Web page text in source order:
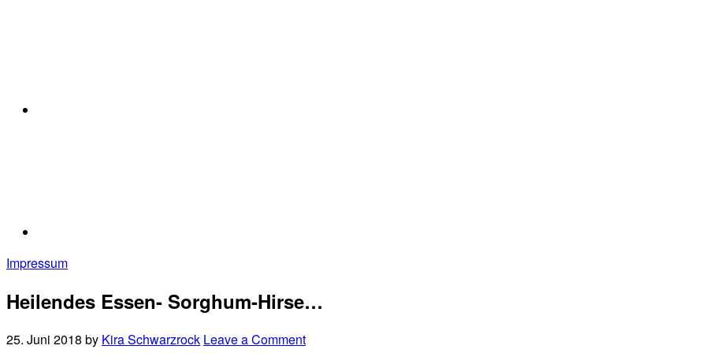
Impressum
Heilendes Essen- Sorghum-Hirse…
25. Juni 2018 by Kira Schwarzrock Leave a Comment